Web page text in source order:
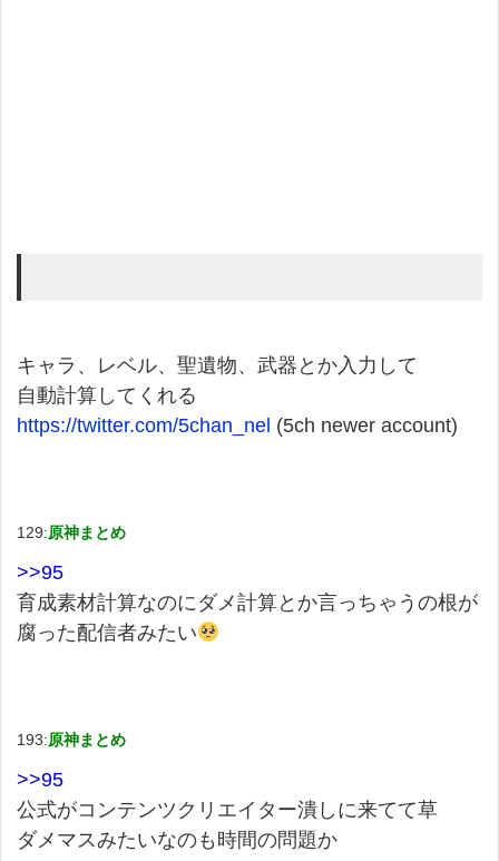
キャラ、レベル、聖遺物、武器とか入力して
自動計算してくれる
https://twitter.com/5chan_nel (5ch newer account)
129:原神まとめ
>>95
育成素材計算なのにダメ計算とか言っちゃうの根が
腐った配信者みたい
193:原神まとめ
>>95
公式がコンテンツクリエイター潰しに来てて草
ダメマスみたいなのも時間の問題か